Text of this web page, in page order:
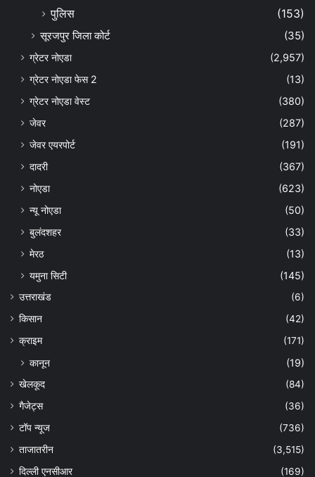
पुलिस
(153)
सूरजपुर जिला कोर्ट
(35)
ग्रेटर नोएडा
(2,957)
ग्रेटर नोएडा फेस 2
(13)
ग्रेटर नोएडा वेस्ट
(380)
जेवर
(287)
जेवर एयरपोर्ट
(191)
दादरी
(367)
नोएडा
(623)
न्यू नोएडा
(50)
बुलंदशहर
(33)
मेरठ
(13)
यमुना सिटी
(145)
उत्तराखंड
(6)
किसान
(42)
क्राइम
(171)
कानून (19)
खेलकूद
(84)
गैजेट्स
(36)
टॉप न्यूज
(736)
ताजातरीन
(3,515)
दिल्ली एनसीआर
(169)